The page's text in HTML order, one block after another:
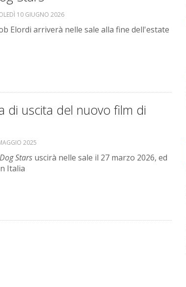
10 GIUGNO 2026
Elordi arriverà nelle sale alla fine dell'estate
di uscita del nuovo film di
2025
Stars uscirà nelle sale il 27 marzo 2026, ed
Italia